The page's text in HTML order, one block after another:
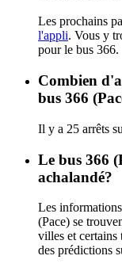
Les prochains
l'appli. Vous y
pour le bus 366.
Combien
bus 366
Il y a 25 arrêts
Le bus 366
achalandé?
Les
(Pace) se
villes et certains
des prédictions